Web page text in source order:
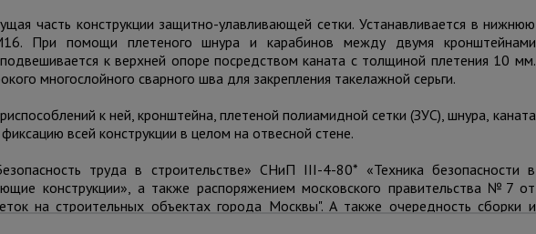
часть конструкции защитно-улавливающей сетки. Устанавливается в нижнюю
При помощи плетеного шнура и карабинов между двумя кронштейнами
к верхней опоре посредством каната с толщиной плетения 10 мм.
многослойного сварного шва для закрепления такелажной серьги.
к ней, кронштейна, плетеной полиамидной сетки (ЗУС), шнура, каната
всей конструкции в целом на отвесной стене.
труда в строительстве» СНиП III-4-80* «Техника безопасности в
конструкции», а также распоряжением московского правительства №7 от
на строительных объектах города Москвы". А также очередность сборки и
узлов, целостностью канатов и исправностью карабинов для крепления